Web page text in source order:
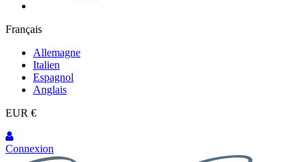
Français
Allemagne
Italien
Espagnol
Anglais
EUR €
Connexion